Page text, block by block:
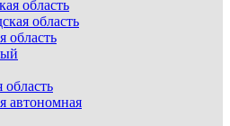
область
область
область
область
автономная